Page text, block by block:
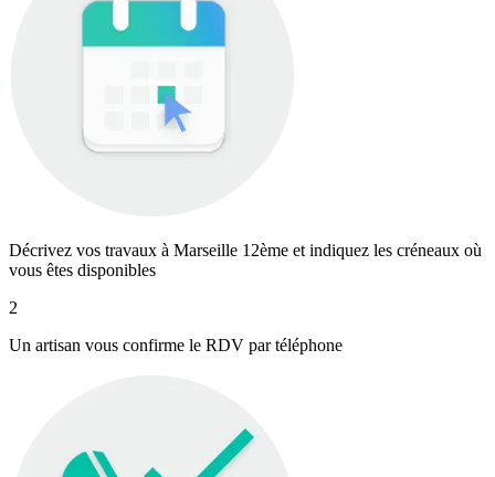
Décrivez vos travaux à Marseille 12ème et indiquez les créneaux où
vous êtes disponibles
2
Un artisan vous confirme le RDV par téléphone